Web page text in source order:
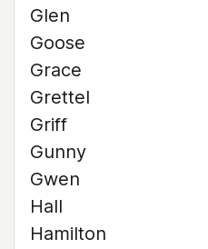
Glen
Goose
Grace
Grettel
Griff
Gunny
Gwen
Hall
Hamilton